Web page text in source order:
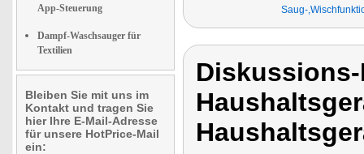
App-Steuerung
Dampf-Waschsauger für
Textilien
Bleiben Sie mit uns im
Kontakt und tragen Sie
hier Ihre E-Mail-Adresse
für unsere HotPrice-Mail
ein:
Saug-